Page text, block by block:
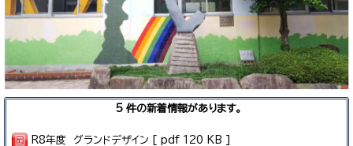
5 件の新着情報があります。
R8年度 グランドデザイン [ pdf 120 KB ]